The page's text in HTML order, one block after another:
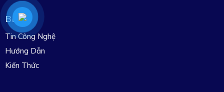
BLOG
Tin Công Nghệ
Hướng Dẫn
Kiến Thức